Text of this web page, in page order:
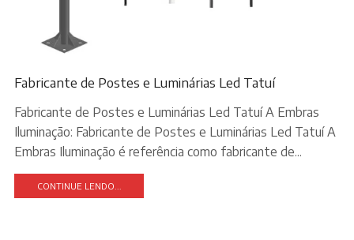
Fabricante de Postes e Luminárias Led Tatuí
Fabricante de Postes e Luminárias Led Tatuí A Embras
Iluminação: Fabricante de Postes e Luminárias Led Tatuí A
Embras Iluminação é referência como fabricante de...
CONTINUE LENDO...